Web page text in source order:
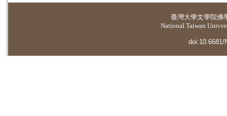
臺灣大學文學院佛
National Taiwan
doi:10.6681/